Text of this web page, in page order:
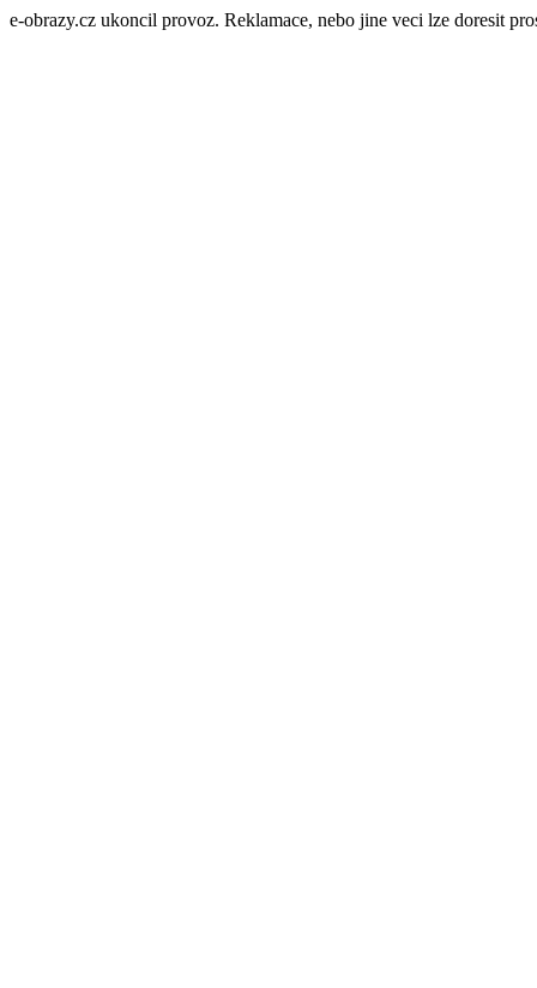
e-obrazy.cz ukoncil provoz. Reklamace, nebo jine veci lze doresit